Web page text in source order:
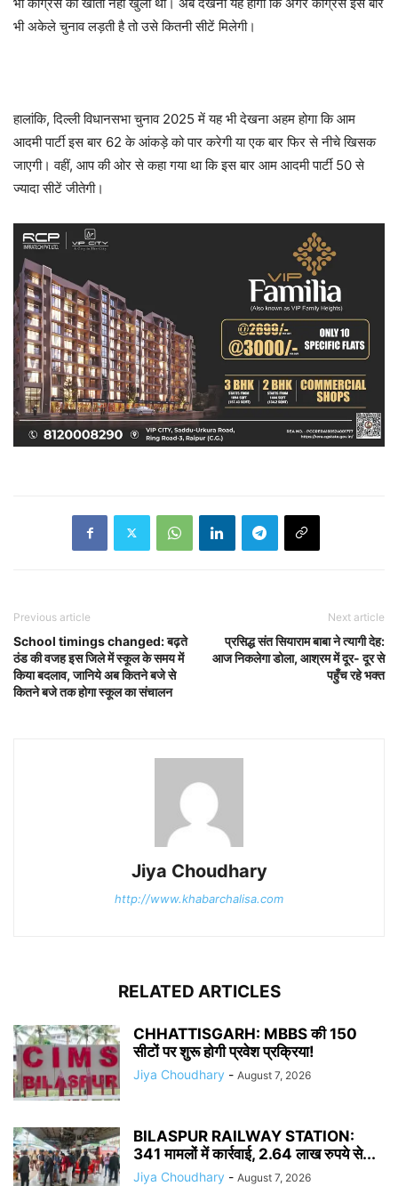
भी अकेले चुनाव लड़ती है तो उसे कितनी सीटें मिलेगी।
हालांकि, दिल्ली विधानसभा चुनाव 2025 में यह भी देखना अहम होगा कि आम
आदमी पार्टी इस बार 62 के आंकड़े को पार करेगी या एक बार फिर से नीचे खिसक
जाएगी। वहीं, आप की ओर से कहा गया था कि इस बार आम आदमी पार्टी 50 से
ज्यादा सीटें जीतेगी।
Previous article
School timings changed: बढ़ते
ठंड की वजह इस जिले में स्कूल के समय में
किया बदलाव, जानिये अब कितने बजे से
कितने बजे तक होगा स्कूल का संचालन
Next article
प्रसिद्ध संत सियाराम बाबा ने त्यागी देह:
आज निकलेगा डोला, आश्रम में दूर- दूर से
पहुँच रहे भक्त
Jiya Choudhary
http://www.khabarchalisa.com
RELATED ARTICLES
CHHATTISGARH: MBBS की 150
सीटों पर शुरू होगी प्रवेश प्रक्रिया!
Jiya Choudhary - August 7, 2026
BILASPUR RAILWAY STATION:
341 मामलों में कार्रवाई, 2.64 लाख रुपये से...
Jiya Choudhary - August 7, 2026